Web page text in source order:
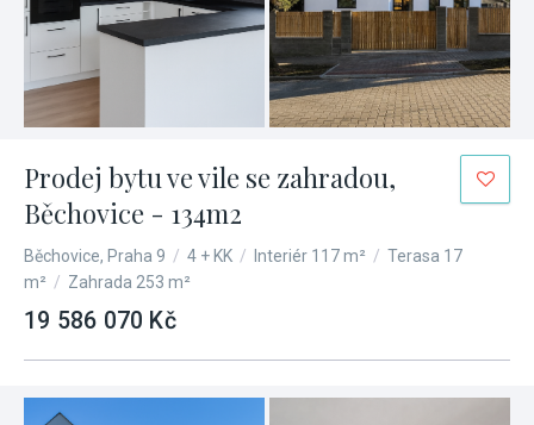
Prodej bytu ve vile se zahradou,
Běchovice - 134m2
Běchovice, Praha 9 / 4 + KK / Interiér 117 m² / Terasa 17
m² / Zahrada 253 m²
19 586 070 Kč